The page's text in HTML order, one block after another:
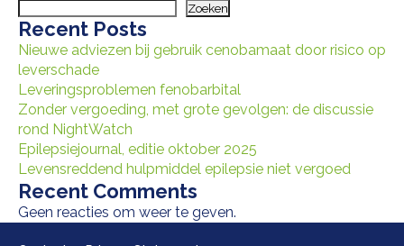
Zoeken
Recent Posts
Nieuwe adviezen bij gebruik cenobamaat door risico op
leverschade
Leveringsproblemen fenobarbital
Zonder vergoeding, met grote gevolgen: de discussie
rond NightWatch
Epilepsiejournal, editie oktober 2025
Levensreddend hulpmiddel epilepsie niet vergoed
Recent Comments
Geen reacties om weer te geven.